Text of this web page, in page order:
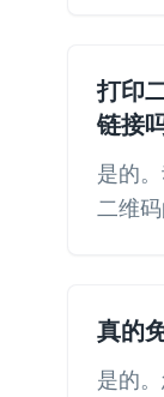
打印
链接
是的
二维
真的
是的